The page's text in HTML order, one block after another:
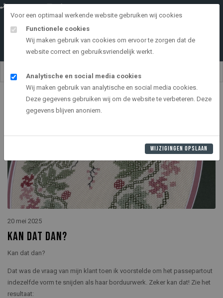
Voor een optimaal werkende website gebruiken wij cookies
Functionele cookies
Wij maken gebruik van cookies om ervoor te zorgen dat de
website correct en gebruiksvriendelijk werkt.
Analytische en social media cookies
Wij maken gebruik van analytische en social media cookies.
Deze gegevens gebruiken wij om de website te verbeteren. Deze
gegevens blijven anoniem.
WIJZIGINGEN OPSLAAN
0528 264151 info@onderdemolen.nl
20 mei 2025
KAN DAT DAN?
Kan dat dan?
Dat was de vraag van mijn klant toen ik voorstelde om het passepartout
indezelfde vorm te snijden als haar borduurwerk. Zeker kan dat! Zie het
resultaat: